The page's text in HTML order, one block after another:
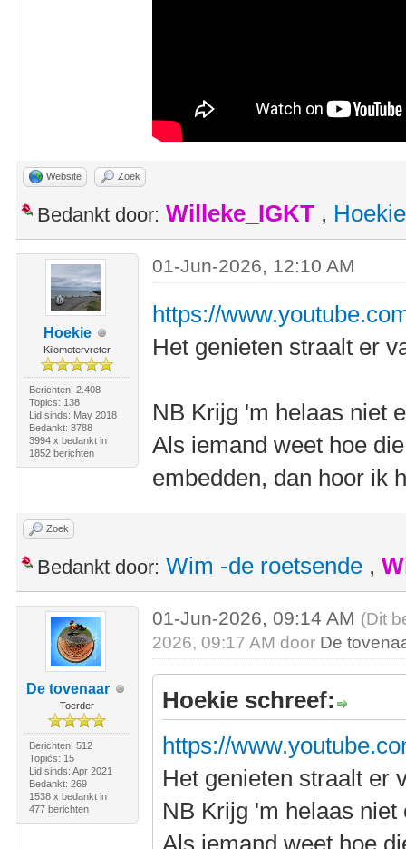
Website Zoek
Bedankt door: Willeke_IGKT , Hoekie
Hoekie
Kilometervreter
Berichten: 2.408
Topics: 138
Lid sinds: May 2018
Bedankt: 8788
3994 x bedankt in
1852 berichten
01-Jun-2026, 12:10 AM
https://
Het genieten straalt er
NB Krijg 'm helaas niet
Als iemand weet hoe
embedden, dan hoor ik
Zoek
Bedankt door: Wim -de roetsende ,
De tovenaar
Toerder
Berichten: 512
Topics: 15
Lid sinds: Apr 2021
Bedankt: 269
1538 x bedankt in
477 berichten
01-Jun-2026, 09:14 AM (Dit
2026, 09:17 AM door De
Hoekie schreef:
https://
Het genieten straalt er
NB Krijg 'm helaas niet
Als iemand weet hoe